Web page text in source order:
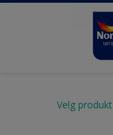
Velg produkt